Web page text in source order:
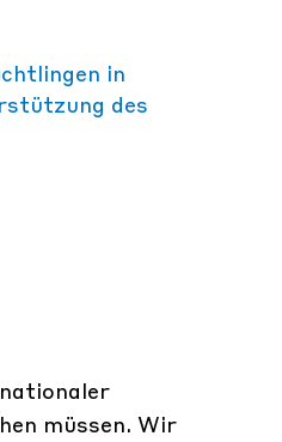
in
des
müssen. Wir